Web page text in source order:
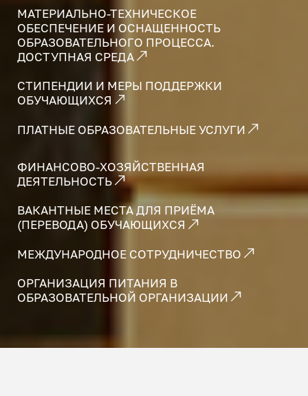
МАТЕРИАЛЬНО-ТЕХНИЧЕСКОЕ
ОБЕСПЕЧЕНИЕ И ОСНАЩЕННОСТЬ
ОБРАЗОВАТЕЛЬНОГО ПРОЦЕССА.
ДОСТУПНАЯ СРЕДА
СТИПЕНДИИ И МЕРЫ ПОДДЕРЖКИ
ОБУЧАЮЩИХСЯ
ПЛАТНЫЕ ОБРАЗОВАТЕЛЬНЫЕ УСЛУГИ
ФИНАНСОВО-ХОЗЯЙСТВЕННАЯ
ДЕЯТЕЛЬНОСТЬ
ВАКАНТНЫЕ МЕСТА ДЛЯ ПРИЁМА
(ПЕРЕВОДА) ОБУЧАЮЩИХСЯ
МЕЖДУНАРОДНОЕ СОТРУДНИЧЕСТВО
ОРГАНИЗАЦИЯ ПИТАНИЯ В
ОБРАЗОВАТЕЛЬНОЙ ОРГАНИЗАЦИИ